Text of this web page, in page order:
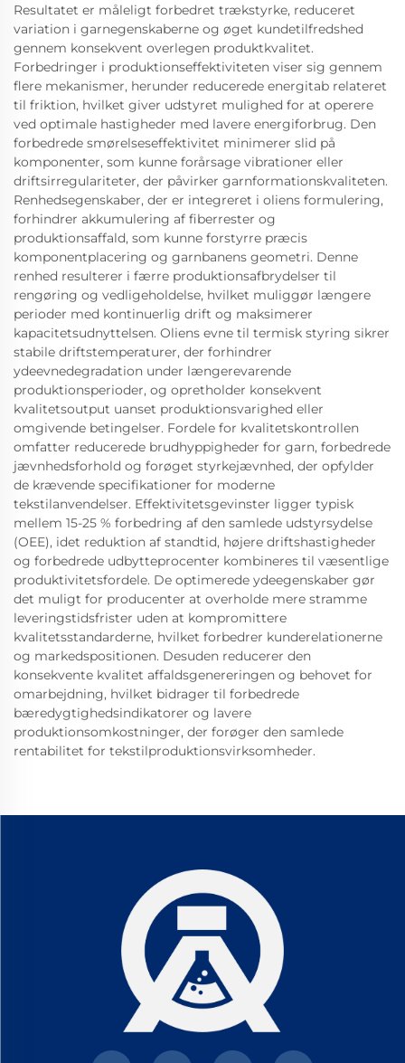
Resultatet er måleligt forbedret trækstyrke, reduceret
variation i garnegenskaberne og øget kundetilfredshed
gennem konsekvent overlegen produktkvalitet.
Forbedringer i produktionseffektiviteten viser sig gennem
flere mekanismer, herunder reducerede energitab relateret
til friktion, hvilket giver udstyret mulighed for at operere
ved optimale hastigheder med lavere energiforbrug. Den
forbedrede smørelseseffektivitet minimerer slid på
komponenter, som kunne forårsage vibrationer eller
driftsirregulariteter, der påvirker garnformationskvaliteten.
Renhedsegenskaber, der er integreret i oliens formulering,
forhindrer akkumulering af fiberrester og
produktionsaffald, som kunne forstyrre præcis
komponentplacering og garnbanens geometri. Denne
renhed resulterer i færre produktionsafbrydelser til
rengøring og vedligeholdelse, hvilket muliggør længere
perioder med kontinuerlig drift og maksimerer
kapacitetsudnyttelsen. Oliens evne til termisk styring sikrer
stabile driftstemperaturer, der forhindrer
ydeevnedegradation under længerevarende
produktionsperioder, og opretholder konsekvent
kvalitetsoutput uanset produktionsvarighed eller
omgivende betingelser. Fordele for kvalitetskontrollen
omfatter reducerede brudhyppigheder for garn, forbedrede
jævnhedsforhold og forøget styrkejævnhed, der opfylder
de krævende specifikationer for moderne
tekstilanvendelser. Effektivitetsgevinster ligger typisk
mellem 15-25 % forbedring af den samlede udstyrsydelse
(OEE), idet reduktion af standtid, højere driftshastigheder
og forbedrede udbytteprocenter kombineres til væsentlige
produktivitetsfordele. De optimerede ydeegenskaber gør
det muligt for producenter at overholde mere stramme
leveringstidsfrister uden at kompromittere
kvalitetsstandarderne, hvilket forbedrer kunderelationerne
og markedspositionen. Desuden reducerer den
konsekvente kvalitet affaldsgenereringen og behovet for
omarbejdning, hvilket bidrager til forbedrede
bæredygtighedsindikatorer og lavere
produktionsomkostninger, der forøger den samlede
rentabilitet for tekstilproduktionsvirksomheder.